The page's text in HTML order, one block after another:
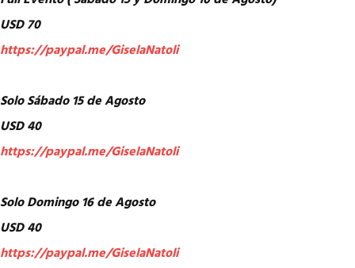
USD 70
https://paypal.me/GiselaNatoli
Solo Sábado 15 de Agosto
USD 40
https://paypal.me/GiselaNatoli
Solo Domingo 16 de Agosto
USD 40
https://paypal.me/GiselaNatoli